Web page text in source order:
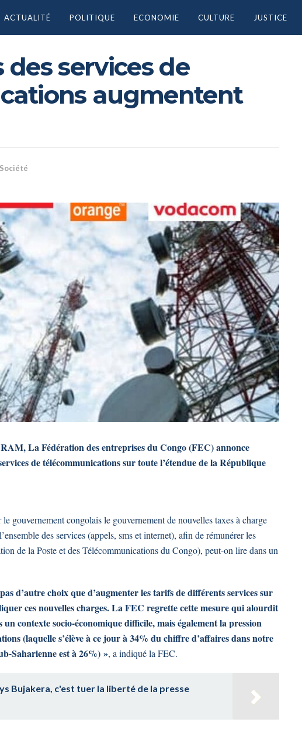
ACTUALITÉ POLITIQUE ECONOMIE CULTURE JUSTICE
des services de
augmentent
Société
La Fédération des entreprises du Congo (FEC) annonce
de télécommunications sur toute l’étendue de la République
gouvernement congolais le gouvernement de nouvelles taxes à charge
des services (appels, sms et internet), afin de rémunérer les
de la Poste et des Télécommunications du Congo), peut-on lire dans un
d’autre choix que d’augmenter les tarifs de différents services sur
ces nouvelles charges. La FEC regrette cette mesure qui alourdit
contexte socio-économique difficile, mais également la pression
(laquelle s’élève à ce jour à 34% du chiffre d’affaires dans notre
Saharienne est à 26%) », a indiqué la FEC.
Bujakera, c'est tuer la liberté de la presse